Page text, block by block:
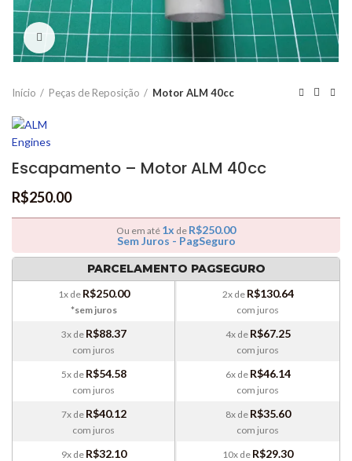
Clique para ampliar
Início Peças de Reposição Motor ALM 40cc
Escapamento – Motor ALM 40cc
R$250.00
Ou em até 1x de R$250.00
Sem Juros - PagSeguro
PARCELAMENTO PAGSEGURO
1x de R$250.00
*sem juros
3x de R$88.37
com juros
5x de R$54.58
com juros
7x de R$40.12
com juros
9x de R$32.10
2x de R$130.64
com juros
4x de R$67.25
com juros
6x de R$46.14
com juros
8x de R$35.60
com juros
10x de R$29.30